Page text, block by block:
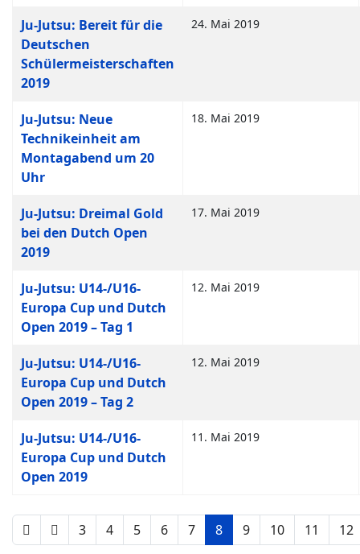
Ju-Jutsu: Bereit für die
Deutschen
Schülermeisterschaften
2019
24. Mai 2019
Ju-Jutsu: Neue
Technikeinheit am
Montagabend um 20
Uhr
18. Mai 2019
Ju-Jutsu: Dreimal Gold
bei den Dutch Open
2019
17. Mai 2019
Ju-Jutsu: U14-/U16-
Europa Cup und Dutch
Open 2019 – Tag 1
12. Mai 2019
Ju-Jutsu: U14-/U16-
Europa Cup und Dutch
Open 2019 – Tag 2
12. Mai 2019
Ju-Jutsu: U14-/U16-
Europa Cup und Dutch
Open 2019
11. Mai 2019
Seite 8 von 21
3 4 5 6 7 8 9 10 11 12